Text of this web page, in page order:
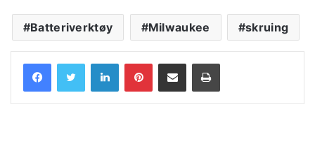
Batteriverktøy Milwaukee skruing
LinkedInPinterestShare via Email Print